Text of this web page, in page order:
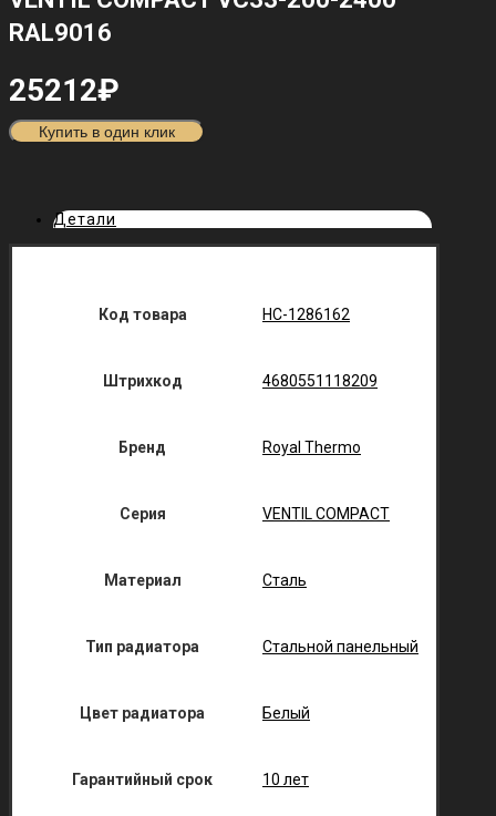
RAL9016
25212₽
Купить в один клик
Детали
Код товара НС-1286162
Штрихкод 4680551118209
Бренд Royal Thermo
Серия VENTIL COMPACT
Материал Сталь
Тип радиатора Стальной панельный
Цвет радиатора Белый
Гарантийный срок 10 лет